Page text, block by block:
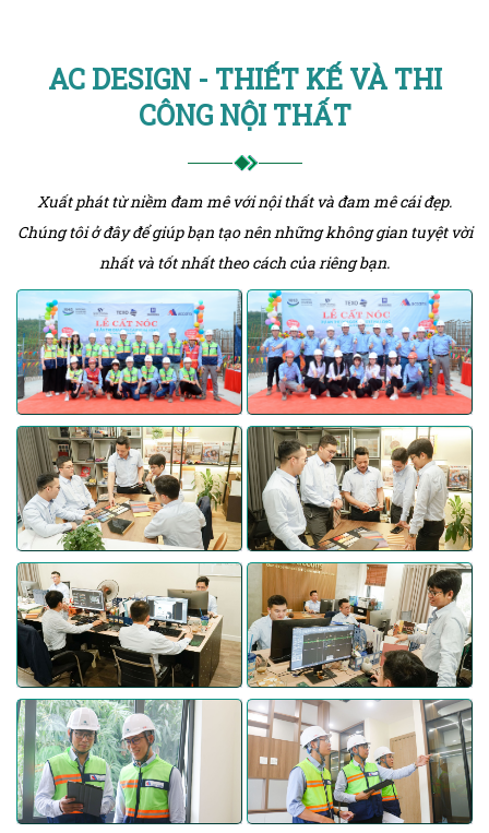
AC DESIGN - THIẾT KẾ VÀ THI
CÔNG NỘI THẤT
Xuất phát từ niềm đam mê với nội thất và đam mê cái đẹp.
Chúng tôi ở đây để giúp bạn tạo nên những không gian tuyệt vời
nhất và tốt nhất theo cách của riêng bạn.